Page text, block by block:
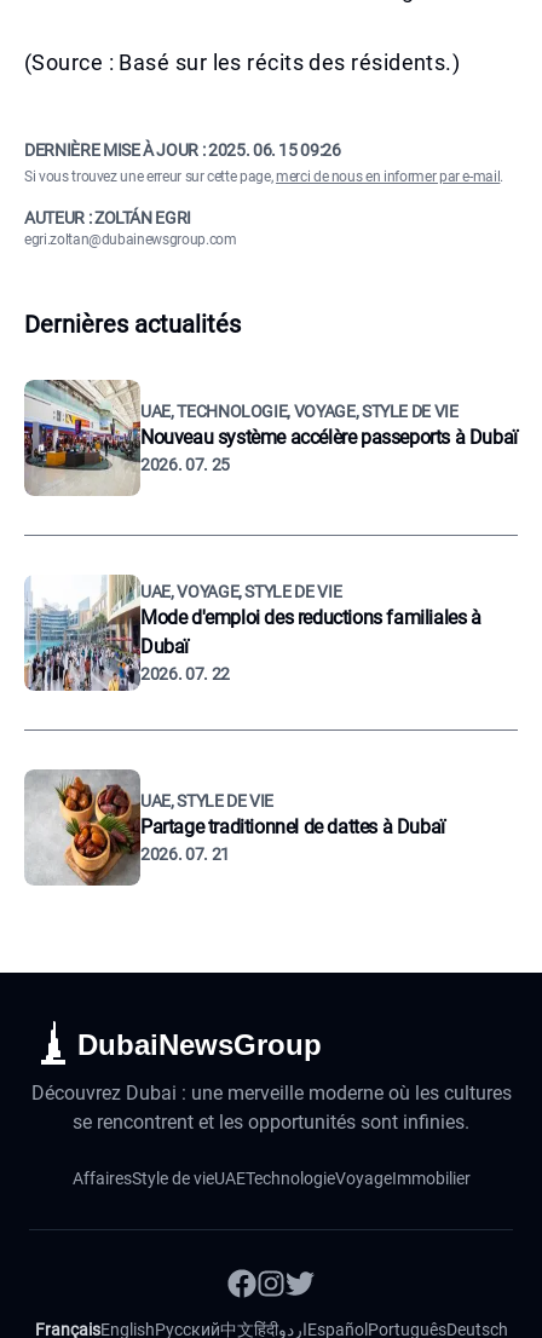
(Source : Basé sur les récits des résidents.)
DERNIÈRE MISE À JOUR :2025. 06. 15 09:26
Si vous trouvez une erreur sur cette page,merci de nous en informer par e-mail .
AUTEUR : ZOLTÁN EGRI
egri.zoltan@dubainewsgroup.com
Dernières actualités
UAE, TECHNOLOGIE, VOYAGE, STYLE DE VIE
Nouveau système accélère passeports à Dubaï
2026. 07. 25
UAE, VOYAGE, STYLE DE VIE
Mode d'emploi des reductions familiales à
Dubaï
2026. 07. 22
UAE, STYLE DE VIE
Partage traditionnel de dattes à Dubaï
2026. 07. 21
DubaiNewsGroup
Découvrez Dubai : une merveille moderne où les cultures
se rencontrent et les opportunités sont infinies.
AffairesStyle de vieUAETechnologieVoyageImmobilier
FrançaisEnglishРусский中文हिंदीاردوEspañol PortuguêsDeutsch